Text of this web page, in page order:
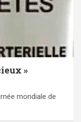
»
mondiale de